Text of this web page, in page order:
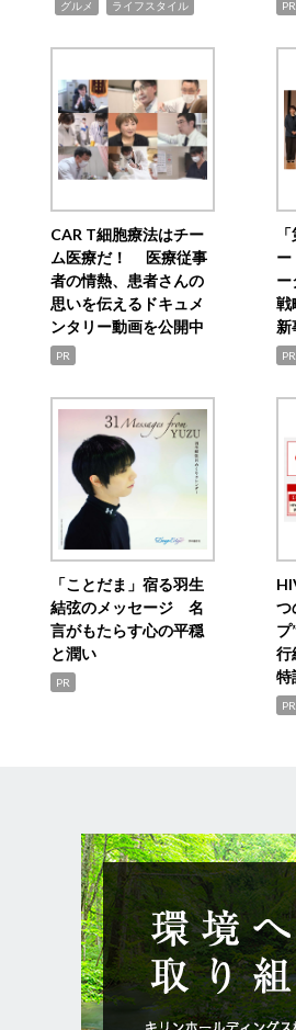
グルメ ライフスタイル PR
CAR T細胞療法はチー
ム医療だ！ 医療従事
者の情熱、患者さんの
思いを伝えるドキュメ
ンタリー動画を公開中
PR
ー
戦
新
PR
「ことだま」宿る羽生
結弦のメッセージ 名
言がもたらす心の平穏
と潤い
PR
つ
行
PR